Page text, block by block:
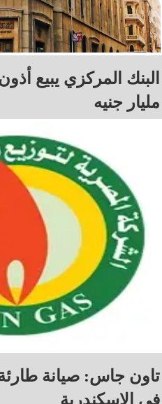
مليار جنيه
تاون جاس: صيانة
في الإسكندرية